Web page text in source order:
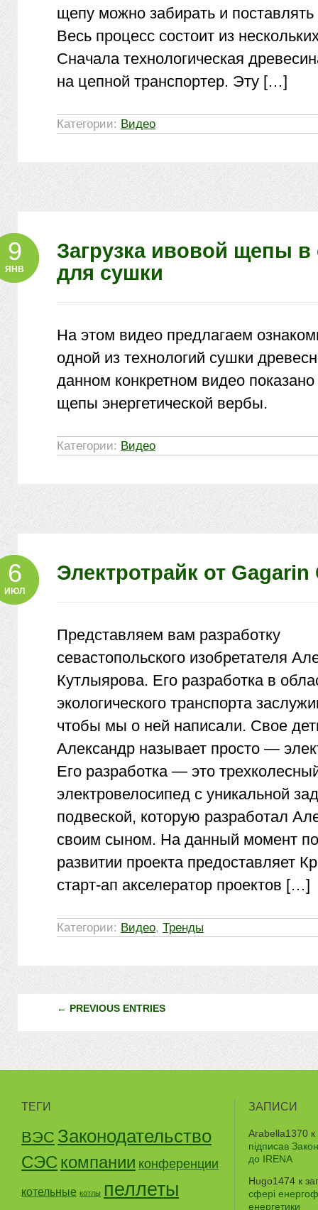
щепу можно забирать и
Весь процесс состоит из
Сначала технологическая
на цепной транспортер. Эту […]
Категории: Видео
Загрузка ивовой щепы в
для сушки
9
ЯНВ
На этом видео предлагаем
одной из технологий сушки
данном конкретном видео показано
щепы энергетической вербы.
Категории: Видео
Электротрайк от
6
ИЮЛ
Представляем вам разработку
севастопольского изобретателя
Кутлыярова. Его разработка в
экологического транспорта
чтобы мы о ней написали. Свое
Александр называет просто —
Его разработка — это
электровелосипед с уникальной
подвеской, которую разработал
своим сыном. На данный момент
развитии проекта предоставляет
старт-ап акселератор проектов […]
Категории: Видео, Тренды
← PREVIOUS ENTRIES
ТЕГИ
ВЭС Законодательство
СЭС компании конференции
котельные котлы пеллеты
ЗАПИСИ
Arabella1370
підписав
до IRENA
Hugo1474 к
сфері
енергетики